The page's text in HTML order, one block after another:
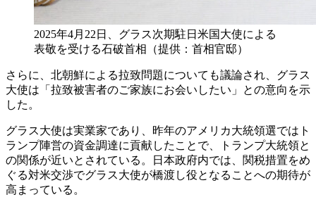
2025年4月22日、グラス次期駐日米国大使による
表敬を受ける石破首相（提供：首相官邸）
さらに、北朝鮮による拉致問題についても議論され、グラス
大使は「拉致被害者のご家族にお会いしたい」との意向を示
した。
グラス大使は実業家であり、昨年のアメリカ大統領選ではト
ランプ陣営の資金調達に貢献したことで、トランプ大統領と
の関係が近いとされている。日本政府内では、関税措置をめ
ぐる対米交渉でグラス大使が橋渡し役となることへの期待が
高まっている。